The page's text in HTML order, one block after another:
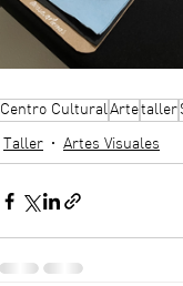
Centro CulturalArtetaller
Taller Artes Visuales